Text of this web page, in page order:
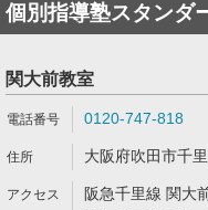
個別指導塾スタンダ
関大前教室
0120-747-818
大阪府吹田市千
阪急千里線 関大